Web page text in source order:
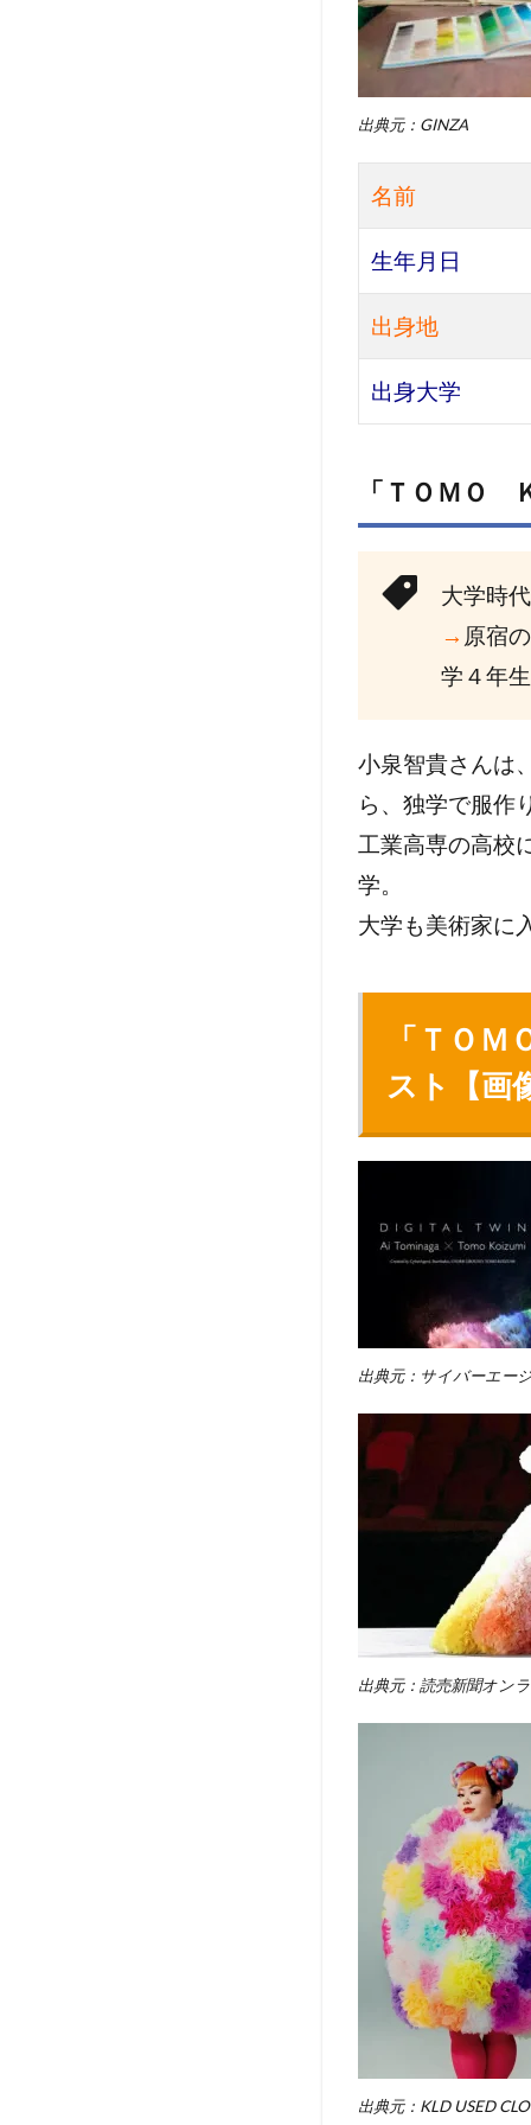
出典元：GINZA
名前
生年月日
出身地
出身大学
「ＴＯＭＯ
大学時
→ 原宿
学４年
小泉智貴さんは
ら、独学で服作
工業高専の高校
学。
大学も美術家に
「ＴＯ
スト【画
出典元：サイバーエー
出典元：読売新聞オン
出典元：KLD USED